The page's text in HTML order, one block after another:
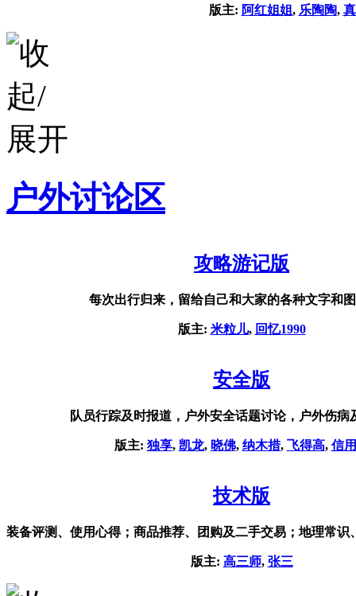
版主: 阿红姐姐, 乐陶陶,
户外讨论区
攻略游记版
每次出行归来，留给自己和大家的各种文字和
版主: 米粒儿, 回忆1990
安全版
队员行踪及时报道，户外安全话题讨论，户外伤
版主: 独享, 凯龙, 晓佛, 纳木措, 飞得高, 信
技术版
装备评测、使用心得；商品推荐、团购及二手交易；地理常
版主: 高三师, 张三